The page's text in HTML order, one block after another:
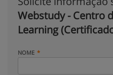
Webstudy - Centro
Learning
NOME